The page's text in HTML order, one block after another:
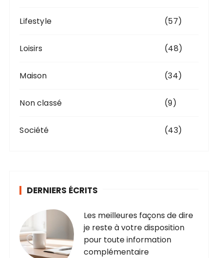
Lifestyle (57)
Loisirs (48)
Maison (34)
Non classé (9)
Société (43)
DERNIERS ÉCRITS
Les meilleures façons de dire
je reste à votre disposition
pour toute information
complémentaire